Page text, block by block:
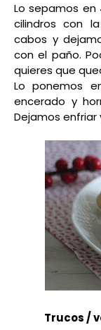
Lo sepamos
cilindros con
cabos y
con el paño.
quieres que
Lo ponemos
encerado y
Dejamos enfriar
Trucos /